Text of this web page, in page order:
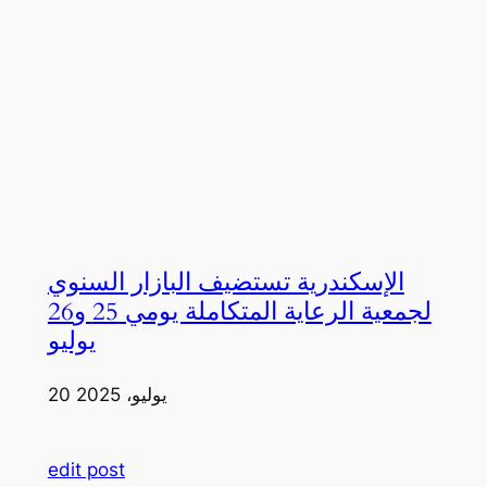
الإسكندرية تستضيف البازار السنوي
لجمعية الرعاية المتكاملة يومي 25 و26
يوليو
20 يوليو، 2025
edit post